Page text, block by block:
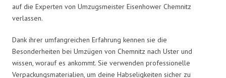
auf die Experten von Umzugsmeister Eisenhower Chemnitz
verlassen.
Dank ihrer umfangreichen Erfahrung kennen sie die
Besonderheiten bei Umzügen von Chemnitz nach Uster und
wissen, worauf es ankommt. Sie verwenden professionelle
Verpackungsmaterialien, um deine Habseligkeiten sicher zu